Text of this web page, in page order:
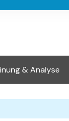
& Analyse